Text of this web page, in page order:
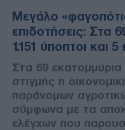
Μεγάλο
επιδοτήσεις: Στα
1.151 ύποπτοι και
Στα 69 εκατομμύρια
στιγμής η
παράνομων
σύμφωνα με τα
ελέγχων που